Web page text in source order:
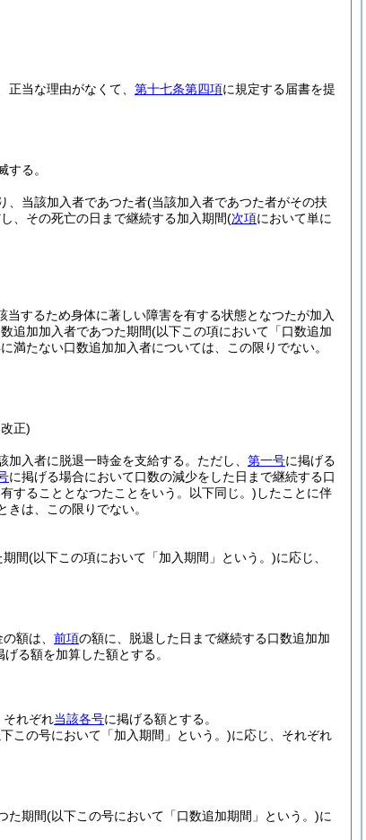
当な理由がなくて、 第十七条第四項に規定する届書を提
る。
、当該加入者であつた者(当該加入者であつた者がその扶
、その死亡の日まで継続する加入期間(次項において単に
当するため身体に著しい障害を有する状態となつたが加入
追加加入者であつた期間(以下この項において「口数追加
満たない口数追加加入者については、この限りでない。
正)
入者に脱退一時金を支給する。 ただし、 第一号に掲げる
に掲げる場合において口数の減少をした日まで継続する口
することとなつたことをいう。以下同じ。) したことに伴
は、この限りでない。
間(以下この項において「加入期間」という。)に応じ、
額は、 前項の額に、脱退した日まで継続する口数追加加
げる額を加算した額とする。
それぞれ当該各号に掲げる額とする。
この号において「加入期間」という。)に応じ、それぞれ
た期間(以下この号において「口数追加期間」という。)に